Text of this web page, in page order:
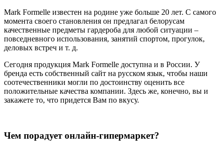
Mark Formelle известен на родине уже больше 20 лет. С самого
момента своего становления он предлагал белорусам
качественные предметы гардероба для любой ситуации –
повседневного использования, занятий спортом, прогулок,
деловых встреч и т. д.
Сегодня продукция Mark Formelle доступна и в России. У
бренда есть собственный сайт на русском язык, чтобы наши
соотечественники могли по достоинству оценить все
положительные качества компании. Здесь же, конечно, вы и
закажете то, что придется Вам по вкусу.
Чем порадует онлайн-гипермаркет?